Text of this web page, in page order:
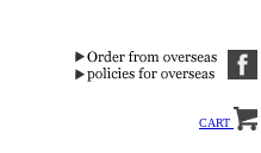
CART